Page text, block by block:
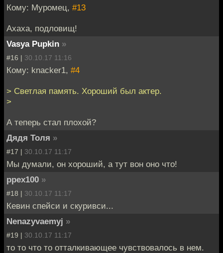
Кому: Муромец, #13
Ахаха, подловищ!
Vasya Pupkin »
#16 | 30.10.17 11:16
Кому: knacker1, #4
> Светлая память. Хороший был актер.
>
А теперь стал плохой?
Дядя Толя »
#17 | 30.10.17 11:17
Мы думали, он хороший, а тут вон оно что!
ppex100 »
#18 | 30.10.17 11:17
Кевин спейси и скуривси...
Nenazyvaemyj »
#19 | 30.10.17 11:17
то то что то отталкивающее чувствовалось в нем.